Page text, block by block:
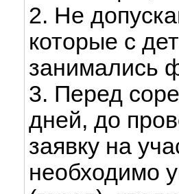
2. Не
которые с
занимались
3. Перед
дней, до
заявку на
необходимо